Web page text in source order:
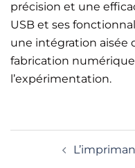
précision et une
USB et ses
une intégration aisée
fabrication
l’expérimentation.​
D’ARTICLE